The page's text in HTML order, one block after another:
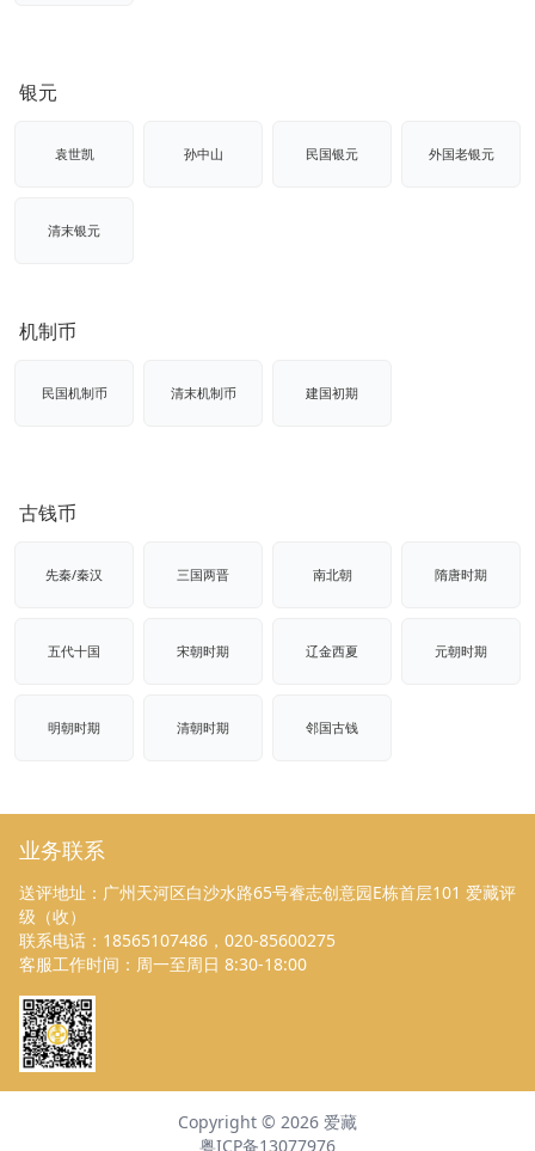
银元
袁世凯 孙中山 民国银元 外国老银元
清末银元
机制币
民国机制币 清末机制币 建国初期
古钱币
先秦/秦汉 三国两晋 南北朝 隋唐时期
五代十国 宋朝时期 辽金西夏 元朝时期
明朝时期 清朝时期 邻国古钱
业务联系
送评地址：广州天河区白沙水路65号睿志创意园E栋首层101 爱藏评
级（收）
联系电话：18565107486，020-85600275
客服工作时间：周一至周日 8:30-18:00
Copyright © 2026 爱藏
粤ICP备13077976